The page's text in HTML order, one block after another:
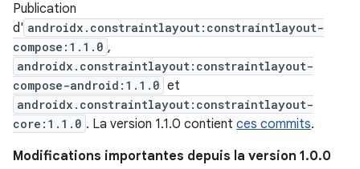
Publication
d' androidx.constraintlayout:constraintlayout-
compose:1.1.0 ,
androidx.constraintlayout:constraintlayout-
compose-android:1.1.0 et
androidx.constraintlayout:constraintlayout-
core:1.1.0 . La version 1.1.0 contient ces commits.
Modifications importantes depuis la version 1.0.0